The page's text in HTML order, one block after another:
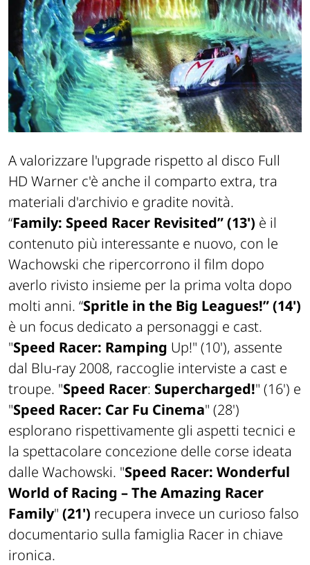
A valorizzare l'upgrade rispetto al disco Full
HD Warner c'è anche il comparto extra, tra
materiali d'archivio e gradite novità.
“Family: Speed Racer Revisited”(13') è il
contenuto più interessante e nuovo, con le
Wachowski che ripercorrono il film dopo
averlo rivisto insieme per la prima volta dopo
molti anni. “Spritle in the Big Leagues!”(14')
è un focus dedicato a personaggi e cast.
"Speed Racer: Ramping Up!" (10'), assente
dal Blu-ray 2008, raccoglie interviste a cast e
troupe. "Speed Racer: Supercharged!" (16') e
"Speed Racer: Car Fu Cinema" (28')
esplorano rispettivamente gli aspetti tecnici e
la spettacolare concezione delle corse ideata
dalle Wachowski. "Speed Racer: Wonderful
World of Racing – The Amazing Racer
Family" (21') recupera invece un curioso falso
documentario sulla famiglia Racer in chiave
ironica.